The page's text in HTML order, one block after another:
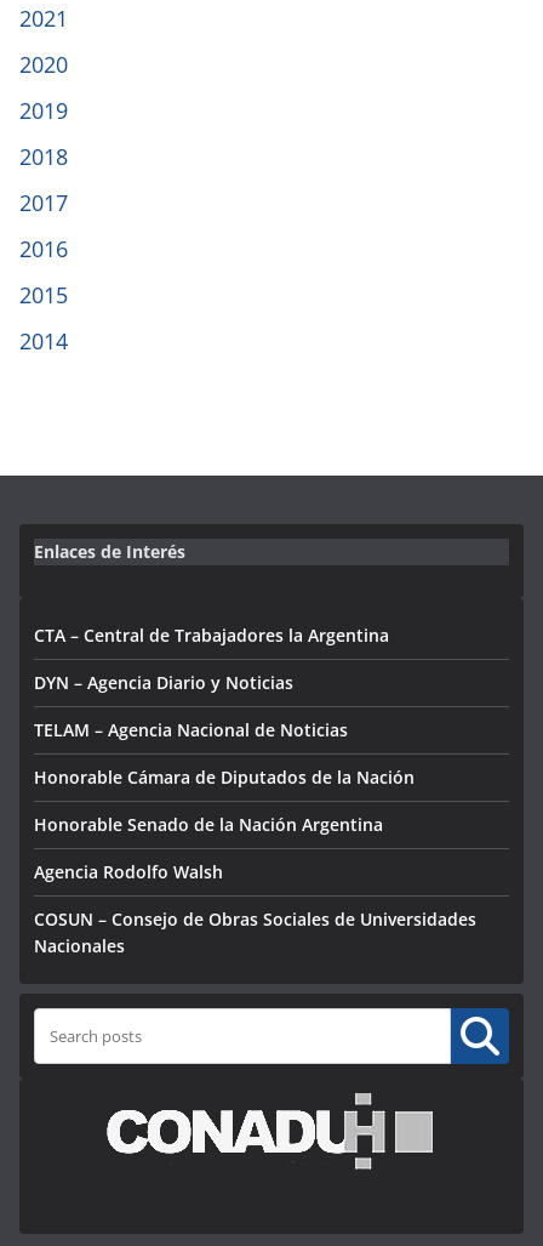
2021
2020
2019
2018
2017
2016
2015
2014
Enlaces de Interés
CTA – Central de Trabajadores la Argentina
DYN – Agencia Diario y Noticias
TELAM – Agencia Nacional de Noticias
Honorable Cámara de Diputados de la Nación
Honorable Senado de la Nación Argentina
Agencia Rodolfo Walsh
COSUN – Consejo de Obras Sociales de Universidades
Nacionales
Buscar